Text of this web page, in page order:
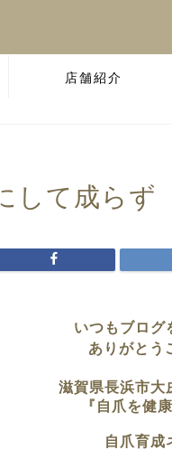
店舗紹介
して成らず
いつもブログ
ありがと
滋賀県長浜市大
『自爪を健
自爪育成